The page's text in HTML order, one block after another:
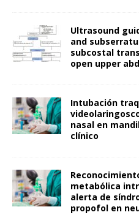
Ultrasound
and
subcostal
open upper
Intubación
nasal en
clínico
metabólica
alerta de
propofol en